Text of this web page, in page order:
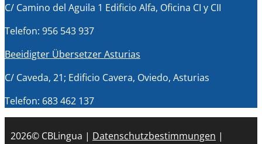
C/ Camino del Aguila 1 Edificio Alfa, Oficina CI y CII
Telefon: 956 543 937
Beeidigter Übersetzer Asturias
C/ Caveda, 21; Edificio Cavera, Oviedo, Asturias
Telefon: 683 462 137
2026© CBLingua | Datenschutzbestimmungen |